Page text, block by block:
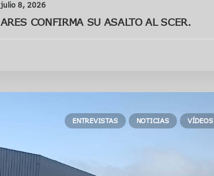
julio 8, 2026
ARES CONFIRMA SU ASALTO AL SCER.
ENTREVISTAS NOTICIAS VÍDEOS